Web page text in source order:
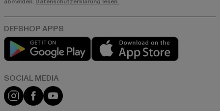
abmelden. Datenschutzerklärung lesen.
Play market
Instagram
FacebookYouTube